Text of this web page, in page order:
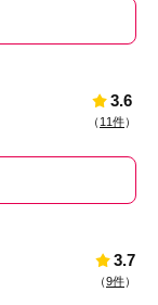
3.6
（ 11件）
3.7
（9件）